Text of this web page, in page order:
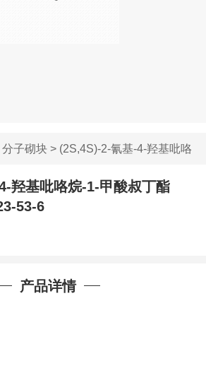
分子砌块> (2S,4S)-2-氰基-4-羟基吡咯
羟基吡咯烷-1-甲酸叔丁酯
53-6
产品详情